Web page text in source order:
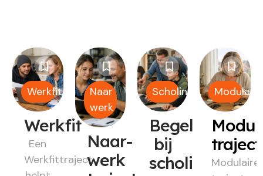
Werkfit
Werkfit
Een
Werkfittraject
Naar
werk
Naar-
werk
Scholing
Begeleiding
bij
scholing
Modulair
Modulaire